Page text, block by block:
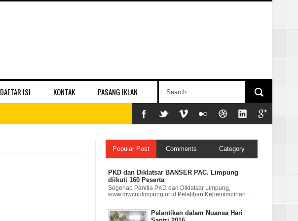
DAFTAR ISI KONTAK PASANG IKLAN
Popular Post Comments Category
PKD dan Diklatsar BANSER PAC. Limpung
diikuti 160 Peserta
Segenap Panitia PKD dan Diklatsar Limpung,
www.mwcnulimpung.or.id Pelatihan Kepemimpinan ...
Pelantikan dalam Nuansa Hari